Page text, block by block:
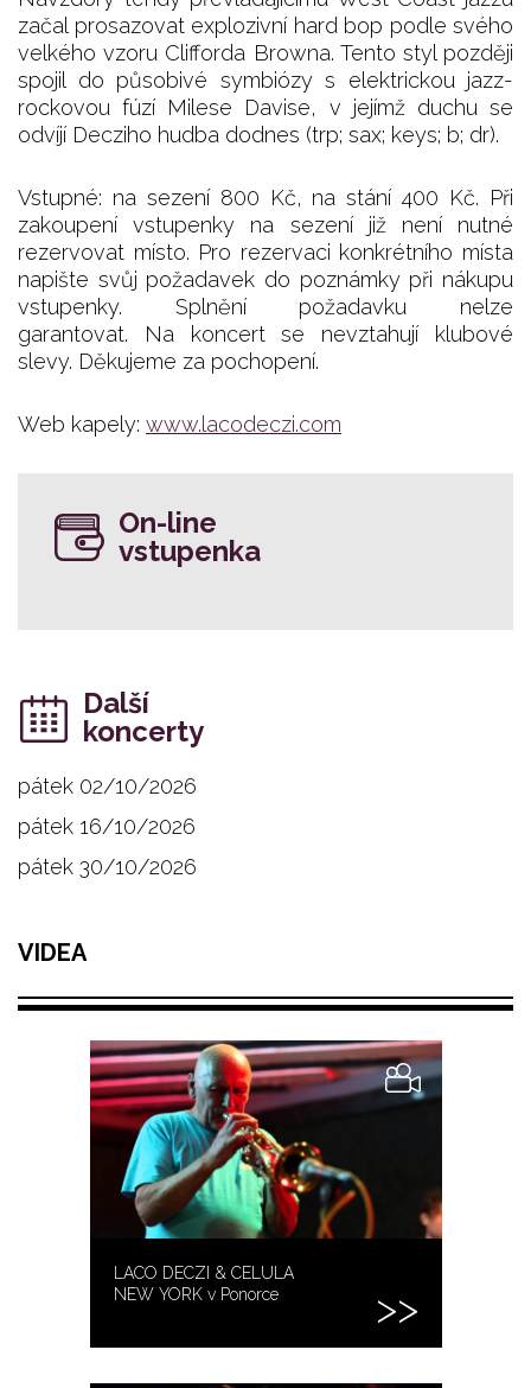
začal prosazovat explozivní hard bop podle svého
velkého vzoru Clifforda Browna. Tento styl později
spojil do působivé symbiózy s elektrickou jazz-
rockovou fúzí Milese Davise, v jejímž duchu se
odvíjí Decziho hudba dodnes (trp; sax; keys; b; dr).
Vstupné: na sezení 800 Kč, na stání 400 Kč. Při
zakoupení vstupenky na sezení již není nutné
rezervovat místo. Pro rezervaci konkrétního místa
napište svůj požadavek do poznámky při nákupu
vstupenky. Splnění požadavku nelze
garantovat. Na koncert se nevztahují klubové
slevy. Děkujeme za pochopení.
Web kapely: www.lacodeczi.com
On-line
vstupenka
Další
koncerty
pátek 02/10/2026
pátek 16/10/2026
pátek 30/10/2026
VIDEA
LACO DECZI & CELULA
NEW YORK v Ponorce